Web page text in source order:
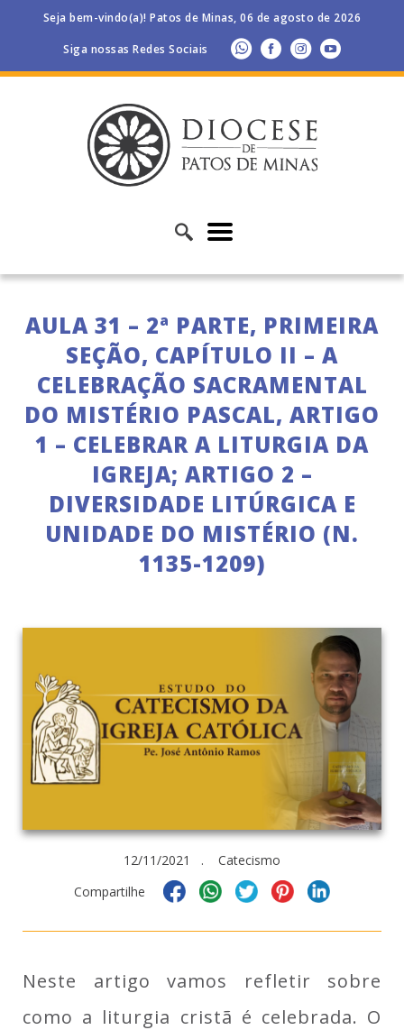
Seja bem-vindo(a)! Patos de Minas, 06 de agosto de 2026
Siga nossas Redes Sociais
AULA 31 – 2ª PARTE, PRIMEIRA
SEÇÃO, CAPÍTULO II – A
CELEBRAÇÃO SACRAMENTAL
DO MISTÉRIO PASCAL, ARTIGO
1 – CELEBRAR A LITURGIA DA
IGREJA; ARTIGO 2 –
DIVERSIDADE LITÚRGICA E
UNIDADE DO MISTÉRIO (N.
1135-1209)
12/11/2021 . Catecismo
Compartilhe
Neste artigo vamos refletir sobre
como a liturgia cristã é celebrada. O